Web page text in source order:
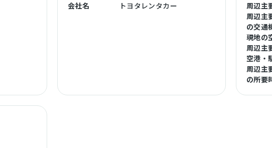
会社名 トヨタレンタカー
周辺主
周辺主
の交通
現地の
周辺主
空港・
周辺主
の所要